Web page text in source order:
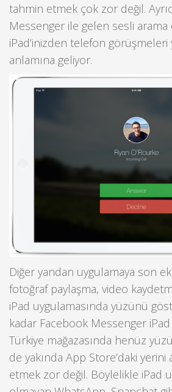
tahmin etmek çok zor değil.
Messenger ile gelen sesli arama
iPad’inizden telefon görüşmeleri
anlamına geliyor.
Diğer yandan uygulamaya son
fotoğraf paylaşma, video
iPad uygulamasında yüzünü
kadar Facebook Messenger
Türkiye mağazasında henüz
de yakında App Store’daki yerini
etmek zor değil. Böylelikle iPad